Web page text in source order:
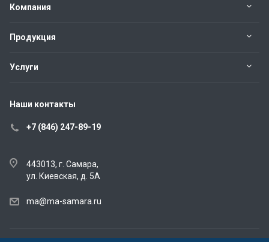
Компания
Продукция
Услуги
Наши контакты
+7 (846) 247-89-19
443013, г. Самара,
ул. Киевская, д. 5А
ma@ma-samara.ru